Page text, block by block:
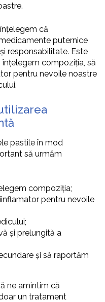
că
puternice
responsabilitate. Este
compoziția, să
pentru nevoile noastre
pastile în mod
să urmăm
compoziția;
pentru nevoile
și prelungită a
și să raportăm
ne amintim că
un tratament